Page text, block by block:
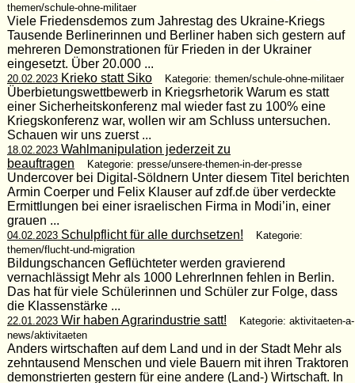
themen/schule-ohne-militaer
Viele Friedensdemos zum Jahrestag des Ukraine-Kriegs
Tausende Berlinerinnen und Berliner haben sich gestern auf
mehreren Demonstrationen für Frieden in der Ukrainer
eingesetzt. Über 20.000 ...
20.02.2023Krieko statt Siko Kategorie: themen/schule-ohne-militaer
Überbietungswettbewerb in Kriegsrhetorik Warum es statt
einer Sicherheitskonferenz mal wieder fast zu 100% eine
Kriegskonferenz war, wollen wir am Schluss untersuchen.
Schauen wir uns zuerst ...
18.02.2023Wahlmanipulation jederzeit zu
beauftragen
Kategorie: presse/unsere-themen-in-der-presse
Undercover bei Digital-Söldnern Unter diesem Titel berichten
Armin Coerper und Felix Klauser auf zdf.de über verdeckte
Ermittlungen bei einer israelischen Firma in Modi’in, einer
grauen ...
04.02.2023Schulpflicht für alle durchsetzen!
Kategorie:
themen/flucht-und-migration
Bildungschancen Geflüchteter werden gravierend
vernachlässigt Mehr als 1000 LehrerInnen fehlen in Berlin.
Das hat für viele Schülerinnen und Schüler zur Folge, dass
die Klassenstärke ...
22.01.2023Wir haben Agrarindustrie satt!
Kategorie: aktivitaeten-a-
news/aktivitaeten
Anders wirtschaften auf dem Land und in der Stadt Mehr als
zehntausend Menschen und viele Bauern mit ihren Traktoren
demonstrierten gestern für eine andere (Land-) Wirtschaft. In